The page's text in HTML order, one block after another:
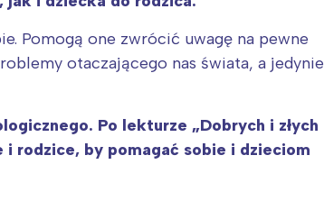
Pomogą one zwrócić uwagę na pewne
otaczającego nas świata, a jedynie
Po lekturze „Dobrych i złych
rodzice, by pomagać sobie i dzieciom
regionu: